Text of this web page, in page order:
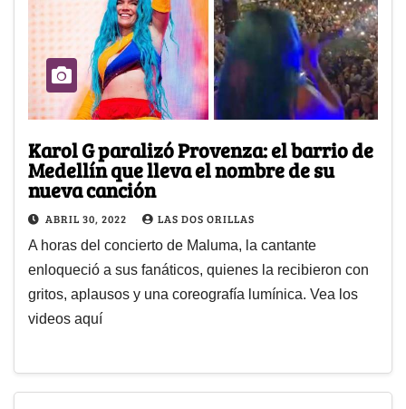
Karol G paralizó Provenza: el barrio de
Medellín que lleva el nombre de su
nueva canción
ABRIL 30, 2022 LAS DOS ORILLAS
A horas del concierto de Maluma, la cantante
enloqueció a sus fanáticos, quienes la recibieron con
gritos, aplausos y una coreografía lumínica. Vea los
videos aquí